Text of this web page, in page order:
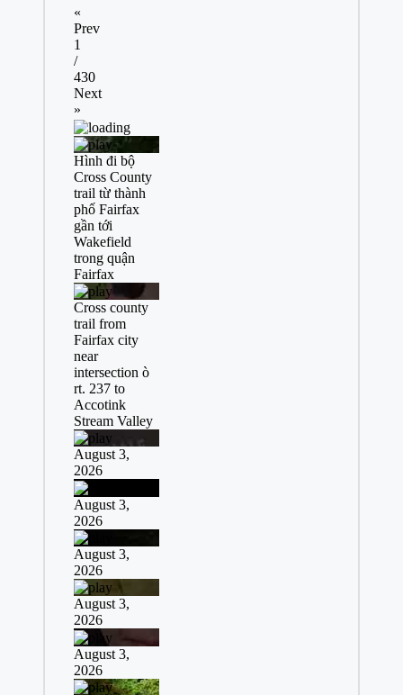
«
Prev
1
/
430
Next
»
Hình đi bộ
Cross County
trail từ thành
phố Fairfax
gần tới
Wakefield
trong quận
Fairfax
Cross county
trail from
Fairfax city
near
intersection ò
rt. 237 to
Accotink
Stream Valley
August 3,
2026
August 3,
2026
August 3,
2026
August 3,
2026
August 3,
2026